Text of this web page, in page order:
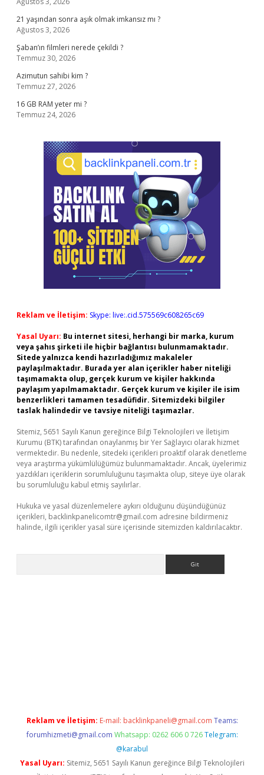
21 yaşından sonra aşık olmak imkansız mı ?
Ağustos 3, 2026
Şaban’ın filmleri nerede çekildi ?
Temmuz 30, 2026
Azimutun sahibi kim ?
Temmuz 27, 2026
16 GB RAM yeter mi ?
Temmuz 24, 2026
Reklam ve İletişim: Skype: live:.cid.575569c608265c69
Yasal Uyarı: Bu internet sitesi, herhangi bir marka, kurum
veya şahıs şirketi ile hiçbir bağlantısı bulunmamaktadır.
Sitede yalnızca kendi hazırladığımız makaleler
paylaşılmaktadır. Burada yer alan içerikler haber niteliği
taşımamakta olup, gerçek kurum ve kişiler hakkında
paylaşım yapılmamaktadır. Gerçek kurum ve kişiler ile isim
benzerlikleri tamamen tesadüfidir. Sitemizdeki bilgiler
taslak halindedir ve tavsiye niteliği taşımazlar.
Sitemiz, 5651 Sayılı Kanun gereğince Bilgi Teknolojileri ve İletişim
Kurumu (BTK) tarafından onaylanmış bir Yer Sağlayıcı olarak hizmet
vermektedir. Bu nedenle, sitedeki içerikleri proaktif olarak denetleme
veya araştırma yükümlülüğümüz bulunmamaktadır. Ancak, üyelerimiz
yazdıkları içeriklerin sorumluluğunu taşımakta olup, siteye üye olarak
bu sorumluluğu kabul etmiş sayılırlar.
Hukuka ve yasal düzenlemelere aykırı olduğunu düşündüğünüz
içerikleri, backlinkpanelicomtr@gmail.com adresine bildirmeniz
halinde, ilgili içerikler yasal süre içerisinde sitemizden kaldırılacaktır.
Reklam ve İletişim: E-mail: backlinkpaneli@gmail.com Teams:
forumhizmeti@gmail.com Whatsapp: 0262 606 0 726 Telegram:
@karabul
Yasal Uyarı: Sitemiz, 5651 Sayılı Kanun gereğince Bilgi Teknolojileri